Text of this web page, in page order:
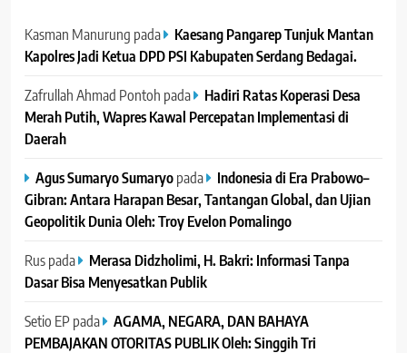
Kasman Manurung pada
Kaesang Pangarep Tunjuk Mantan
Kapolres Jadi Ketua DPD PSI Kabupaten Serdang Bedagai. ‎ ‎
Zafrullah Ahmad Pontoh pada
Hadiri Ratas Koperasi Desa
Merah Putih, Wapres Kawal Percepatan Implementasi di
Daerah
Agus Sumaryo Sumaryopada
Indonesia di Era Prabowo–
Gibran: Antara Harapan Besar, Tantangan Global, dan Ujian
Geopolitik Dunia Oleh: Troy Evelon Pomalingo
Ruspada
Merasa Didzholimi, H. Bakri: Informasi Tanpa
Dasar Bisa Menyesatkan Publik
Setio EP pada
AGAMA, NEGARA, DAN BAHAYA
PEMBAJAKAN OTORITAS PUBLIK Oleh: Singgih Tri